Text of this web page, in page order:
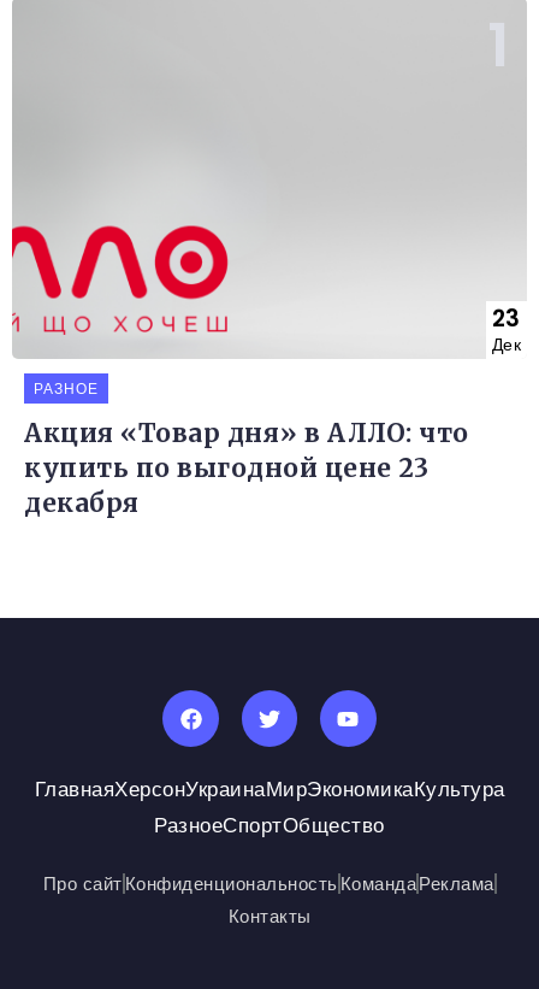
23
Дек
РАЗНОЕ
Акция «Товар дня» в АЛЛО: что
купить по выгодной цене 23
декабря
ГлавнаяХерсонУкраинаМирЭкономикаКультура
РазноеСпортОбщество
Про сайтКонфиденциональностьКомандаРеклама
Контакты